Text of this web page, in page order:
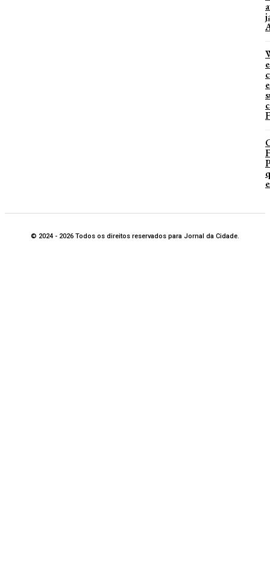
© 2024 - 2026 Todos os direitos reservados para Jornal da Cidade.